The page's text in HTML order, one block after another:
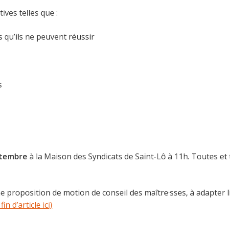
telles que :
qu’ils ne peuvent réussir
à la Maison des Syndicats de Saint-Lô à 11h. Toutes
de motion de conseil des maître·sses, à adapter
d’article ici)